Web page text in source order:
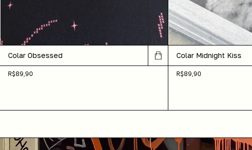
Colar Obsessed
R$89,90
Colar Midnight Kiss
R$89,90